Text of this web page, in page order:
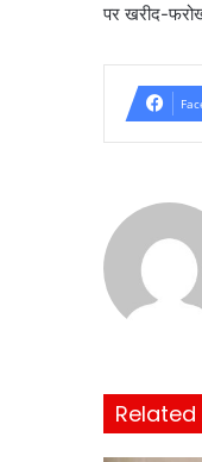
पर खरीद-